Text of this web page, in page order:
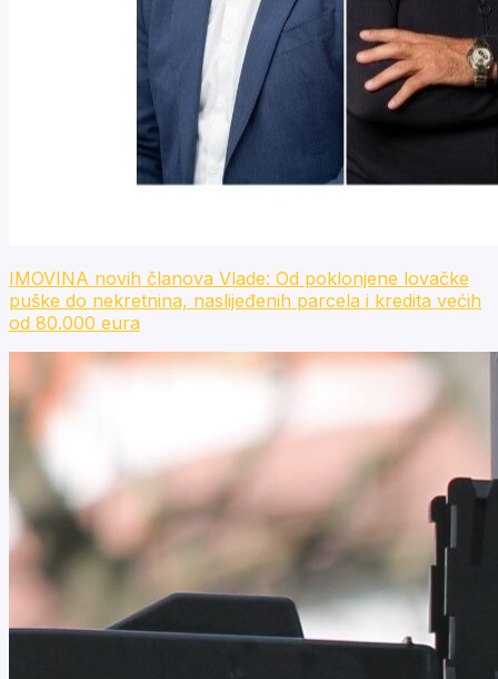
IMOVINA novih članova Vlade: Od poklonjene lovačke
puške do nekretnina, naslijeđenih parcela i kredita većih
od 80.000 eura